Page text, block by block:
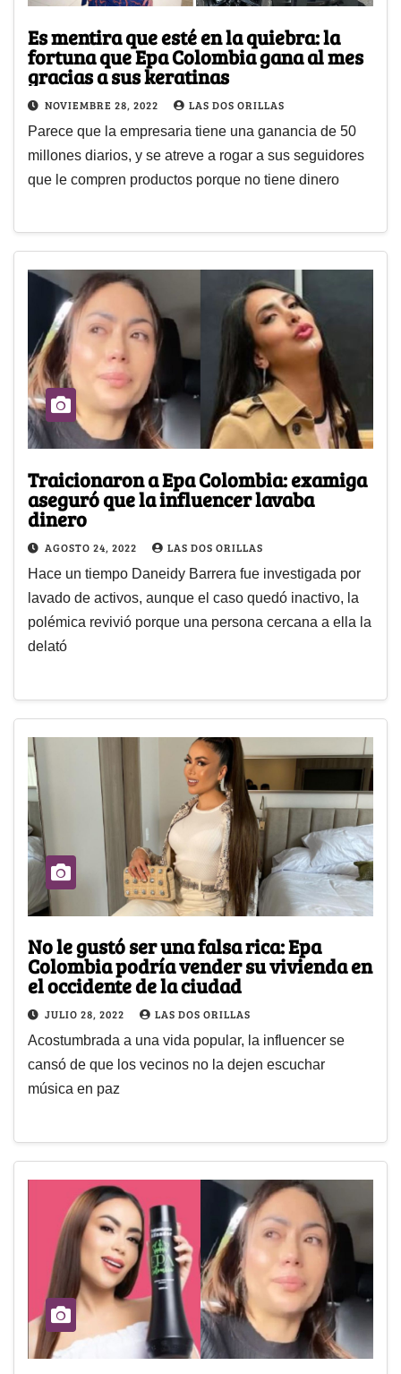
Es mentira que esté en la quiebra: la
fortuna que Epa Colombia gana al mes
gracias a sus keratinas
NOVIEMBRE 28, 2022 LAS DOS ORILLAS
Parece que la empresaria tiene una ganancia de 50
millones diarios, y se atreve a rogar a sus seguidores
que le compren productos porque no tiene dinero
Traicionaron a Epa Colombia: examiga
aseguró que la influencer lavaba
dinero
AGOSTO 24, 2022 LAS DOS ORILLAS
Hace un tiempo Daneidy Barrera fue investigada por
lavado de activos, aunque el caso quedó inactivo, la
polémica revivió porque una persona cercana a ella la
delató
No le gustó ser una falsa rica: Epa
Colombia podría vender su vivienda en
el occidente de la ciudad
JULIO 28, 2022 LAS DOS ORILLAS
Acostumbrada a una vida popular, la influencer se
cansó de que los vecinos no la dejen escuchar
música en paz